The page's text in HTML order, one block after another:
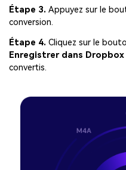
Étape 3. Appuyez sur le
conversion.
Étape 4. Cliquez sur le
Enregistrer dans Dropbox
convertis.